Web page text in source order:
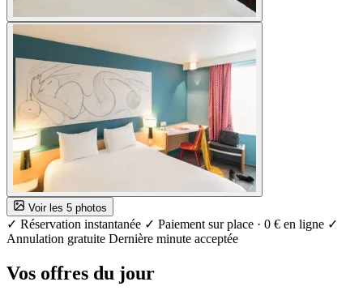
Voir les 5 photos
✓ Réservation instantanée ✓ Paiement sur place · 0 € en ligne ✓
Annulation gratuite Dernière minute acceptée
Vos offres du jour